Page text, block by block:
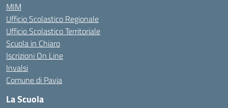
MIM
Ufficio Scolastico Regionale
Ufficio Scolastico Territoriale
Scuola in Chiaro
Iscrizioni On Line
Invalsi
Comune di Pavia
La Scuola